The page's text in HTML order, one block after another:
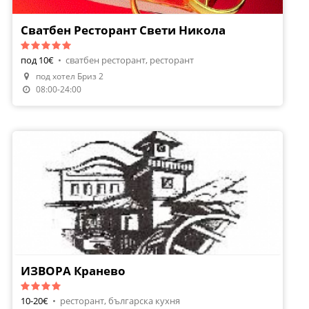
Направи Резервация
Сватбен Ресторант Свети Никола
под 10€ • сватбен ресторант, ресторант
под хотел Бриз 2
08:00-24:00
ИЗВОРА Кранево
10-20€ • ресторант, българска кухня